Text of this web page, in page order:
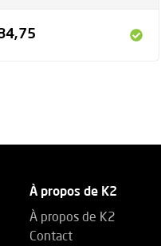
À propos de K2
À propos de K2
Contact